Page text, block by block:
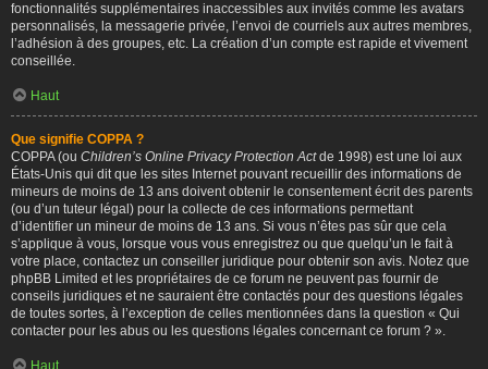
fonctionnalités supplémentaires inaccessibles aux invités comme les avatars
personnalisés, la messagerie privée, l’envoi de courriels aux autres membres,
l’adhésion à des groupes, etc. La création d’un compte est rapide et vivement
conseillée.
Haut
Que signifie COPPA ?
COPPA (ou Children’s Online Privacy Protection Actde 1998) est une loi aux
États-Unis qui dit que les sites Internet pouvant recueillir des informations de
mineurs de moins de 13 ans doivent obtenir le consentement écrit des parents
(ou d’un tuteur légal) pour la collecte de ces informations permettant
d’identifier un mineur de moins de 13 ans. Si vous n’êtes pas sûr que cela
s’applique à vous, lorsque vous vous enregistrez ou que quelqu’un le fait à
votre place, contactez un conseiller juridique pour obtenir son avis. Notez que
phpBB Limited et les propriétaires de ce forum ne peuvent pas fournir de
conseils juridiques et ne sauraient être contactés pour des questions légales
de toutes sortes, à l’exception de celles mentionnées dans la question « Qui
contacter pour les abus ou les questions légales concernant ce forum ? ».
Haut